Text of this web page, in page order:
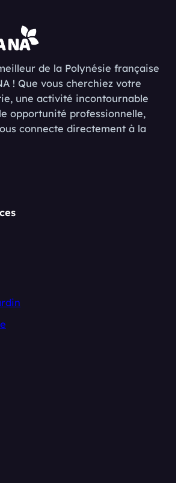
de la Polynésie française
! Que vous cherchiez votre
une activité incontournable
opportunité professionnelle,
connecte directement à la